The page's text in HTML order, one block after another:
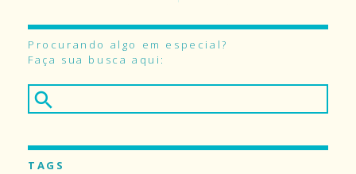
Procurando algo em especial?
Faça sua busca aqui:
TAGS